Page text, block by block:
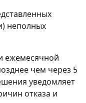
неполных
ежемесячной
чем через 5
уведомляет
отказа и